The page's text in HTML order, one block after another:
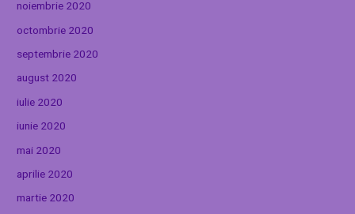
noiembrie 2020
octombrie 2020
septembrie 2020
august 2020
iulie 2020
iunie 2020
mai 2020
aprilie 2020
martie 2020